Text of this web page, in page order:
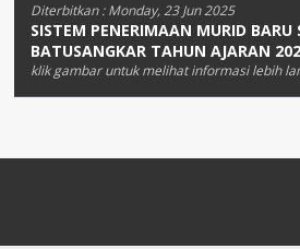
Diterbitkan :Monday, 23 Jun 2025
SISTEM PENERIMAAN MURID BARU
BATUSANGKAR TAHUN AJARAN
klik gambar untuk melihat informasi lebih